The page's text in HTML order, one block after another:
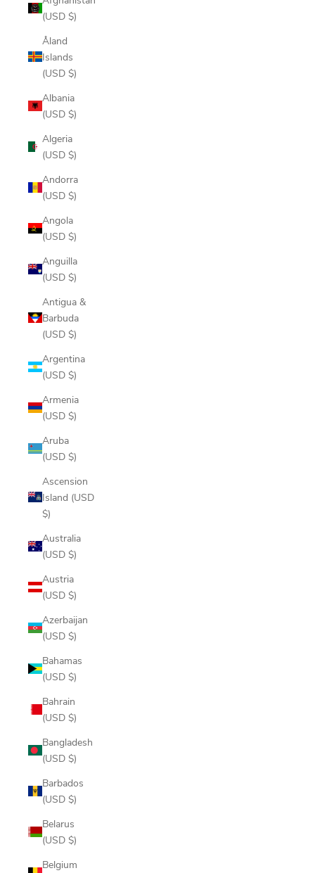
(USD $)
Åland
Islands
(USD $)
Albania
(USD $)
Algeria
(USD $)
Andorra
(USD $)
Angola
(USD $)
Anguilla
(USD $)
Antigua &
Barbuda
(USD $)
Argentina
(USD $)
Armenia
(USD $)
Aruba
(USD $)
Ascension
Island (USD
$)
Australia
(USD $)
Austria
(USD $)
Azerbaijan
(USD $)
Bahamas
(USD $)
Bahrain
(USD $)
Bangladesh
(USD $)
Barbados
(USD $)
Belarus
(USD $)
Belgium